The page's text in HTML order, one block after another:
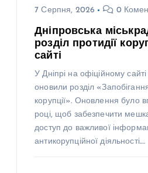
7 Серпня, 2026 0
Дніпровська
розділ протидії
сайті
У Дніпрі на офіційному
оновили розділ
корупції». Оновлення було
році, щоб забезпечити
доступ до важливої
антикорупційної діяльності.…